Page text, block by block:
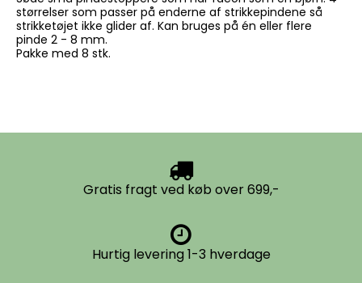
størrelser som passer på enderne af strikkepindene så
strikketøjet ikke glider af. Kan bruges på én eller flere
pinde 2 - 8 mm.
Pakke med 8 stk.
Gratis fragt ved køb over 699,-
Hurtig levering 1-3 hverdage